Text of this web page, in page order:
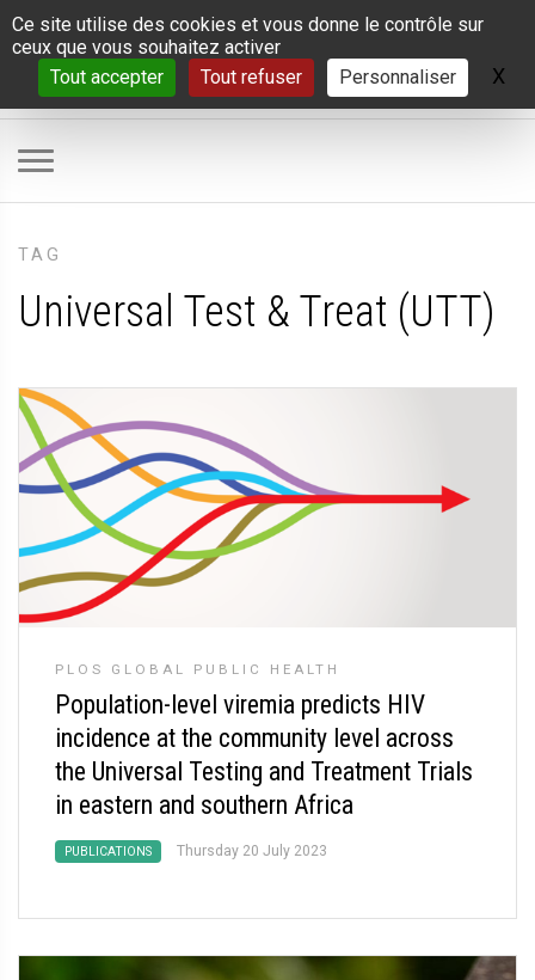
Panneau de gestion des cookies
Ce site utilise des cookies et vous donne le contrôle sur
ceux que vous souhaitez activer
Tout accepter
Tout refuser Personnaliser X
TAG
Universal Test & Treat (UTT)
PLOS GLOBAL PUBLIC HEALTH
Population-level viremia predicts HIV
incidence at the community level across
the Universal Testing and Treatment Trials
in eastern and southern Africa
PUBLICATIONS Thursday 20 July 2023